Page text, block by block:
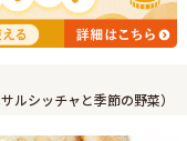
ルシッチャと季節の野菜）